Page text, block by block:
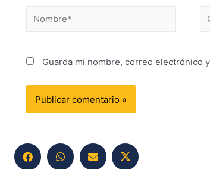
Guarda mi nombre, correo electrónico